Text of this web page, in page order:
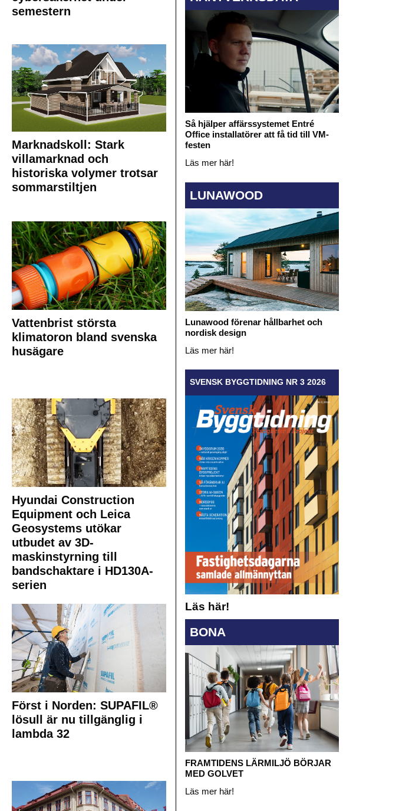
semestern
Marknadskoll: Stark
villamarknad och
historiska volymer trotsar
sommarstiltjen
Vattenbrist största
klimatoron bland svenska
husägare
Hyundai Construction
Equipment och Leica
Geosystems utökar
utbudet av 3D-
maskinstyrning till
bandschaktare i HD130A-
serien
Först i Norden: SUPAFIL®
lösull är nu tillgänglig i
lambda 32
Så hjälper affärssystemet Entré
Office installatörer att få tid till VM-
festen
Läs mer här!
LUNAWOOD
Lunawood förenar hållbarhet och
nordisk design
Läs mer här!
SVENSK BYGGTIDNING NR 3 2026
Läs här!
BONA
FRAMTIDENS LÄRMILJÖ BÖRJAR
MED GOLVET
Läs mer här!